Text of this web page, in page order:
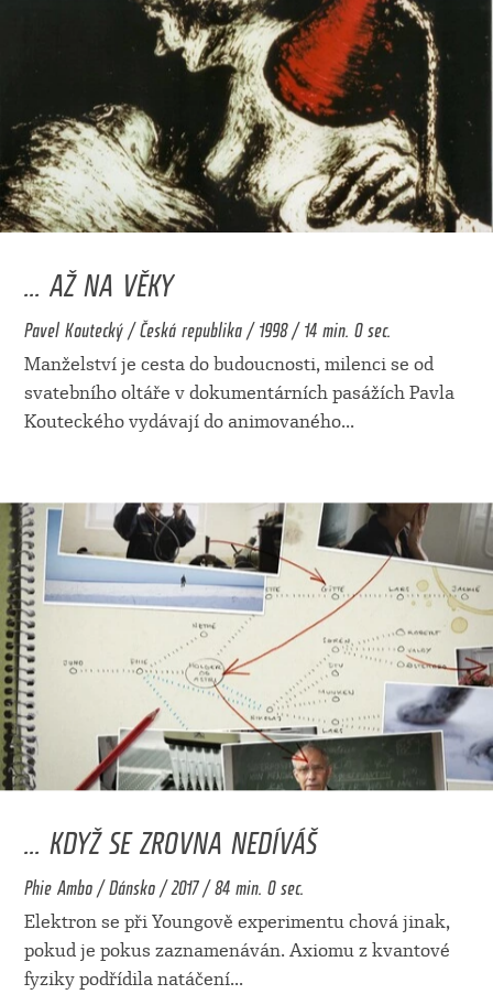
... AŽ NA VĚKY
Pavel Koutecký / Česká republika / 1998 / 14 min. 0 sec.
Manželství je cesta do budoucnosti, milenci se od
svatebního oltáře v dokumentárních pasážích Pavla
Kouteckého vydávají do animovaného...
... KDYŽ SE ZROVNA NEDÍVÁŠ
Phie Ambo / Dánsko / 2017 / 84 min. 0 sec.
Elektron se při Youngově experimentu chová jinak,
pokud je pokus zaznamenáván. Axiomu z kvantové
fyziky podřídila natáčení...